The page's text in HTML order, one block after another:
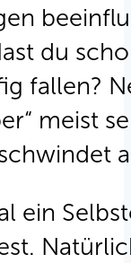
du
fallen?
meist
ein